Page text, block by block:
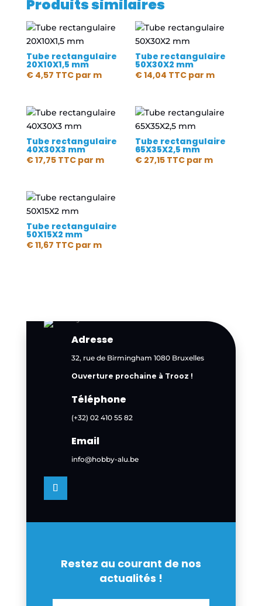
mm
Produits similaires
Tube rectangulaire
20X10X1,5 mm
€4,57 TTCpar m
Tube rectangulaire
50X30X2 mm
€14,04 TTC par m
Tube rectangulaire
40X30X3 mm
€17,75 TTCpar m
Tube rectangulaire
65X35X2,5 mm
€ 27,15 TTC par m
Tube rectangulaire
50X15X2 mm
€11,67 TTCpar m
Adresse
32, rue de Birmingham 1080 Bruxelles
Ouverture prochaine à Trooz !
Téléphone
(+32) 02 410 55 82
Email
info@hobby-alu.be
Restez au courant de nos
actualités !